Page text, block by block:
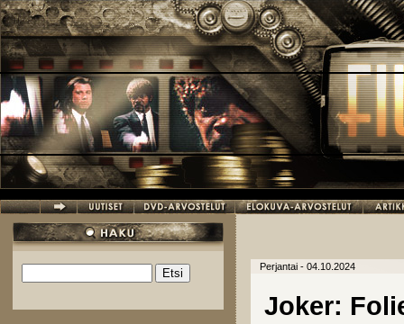
Hyppää pääsisältöön
Hakulomake
Perjantai - 04.10.2024
Joker: